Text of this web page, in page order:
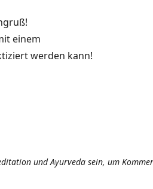
einem
werden kann!
und Ayurveda sein, um